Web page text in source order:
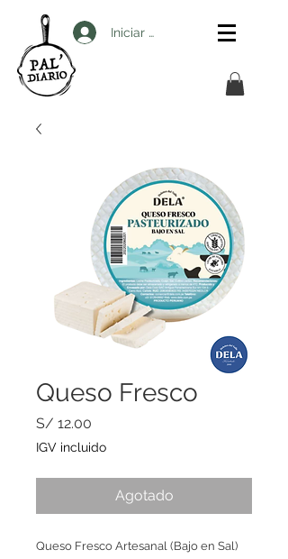
Iniciar sesión
Queso Fresco
S/ 12.00
IGV incluido
Agotado
Queso Fresco Artesanal (Bajo en Sal)